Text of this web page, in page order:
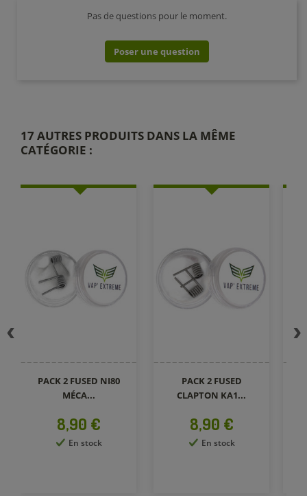
Pas de questions pour le moment.
Poser une question
17 AUTRES PRODUITS DANS LA MÊME
CATÉGORIE :
PACK 2 FUSED
CLAPTON KA1...
Prix
8,90 €
En stock
PACK 2 FUSED
CLAPTON SS...
Prix
9,90 €
En stock